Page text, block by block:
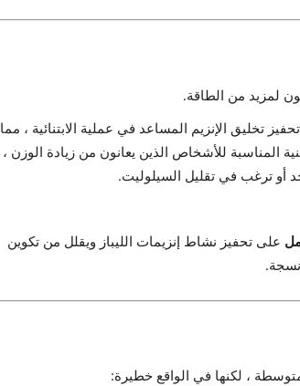
لمزيد من الطاقة.
تخليق الإنزيم المساعد في عملية الابتنائية ، مما
المناسبة للأشخاص الذين يعانون من زيادة الوزن ،
أو ترغب في تقليل السيلوليت.
على تحفيز نشاط إنزيمات الليباز ويقلل من تكوين
، لكنها في الواقع خطيرة: